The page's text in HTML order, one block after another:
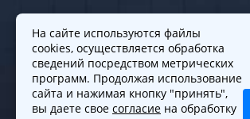
Политики и правила
Политика обработки персональных
данных
Согласие на обработку cookies
Согласие на обработку персональных
На сайте используются файлы
cookies, осуществляется обработка
сведений посредством метрических
программ. Продолжая использование
сайта и нажимая кнопку "принять",
вы даете свое согласие на обработку